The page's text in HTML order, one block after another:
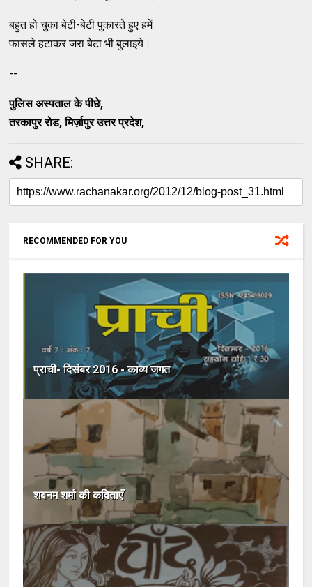
बहुत हो चुका बेटी-बेटी पुकारते हुए हमें
फासले हटाकर जरा बेटा भी बुलाइये ।
--
पुलिस अस्पताल के पीछे,
तरकापुर रोड, मिर्ज़ापुर उत्तर प्रदेश,
SHARE:
RECOMMENDED FOR YOU
प्राची- दिसंबर 2016 - काव्य जगत
शबनम शर्मा की कविताएँ